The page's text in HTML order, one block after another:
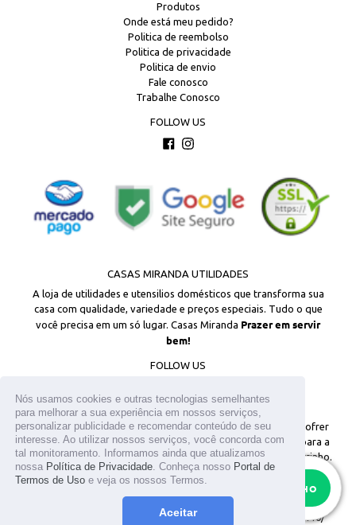
Nós usamos cookies e outras tecnologias semelhantes
para melhorar a sua experiência em nossos serviços,
personalizar publicidade e recomendar conteúdo de seu
interesse. Ao utilizar nossos serviços, você concorda com
tal monitoramento. Informamos ainda que atualizamos
nossa Política de Privacidade . Conheça nosso Portal de
Termos de Uso e veja os nossos Termos.
Aceitar
RESTAM APENAS15
ADICIONAR AO CARRINHO
Produtos
Onde está meu pedido?
Politica de reembolso
Politica de privacidade
Politica de envio
Fale conosco
Trabalhe Conosco
FOLLOW US
FacebookInstagram
CASAS MIRANDA UTILIDADES
A loja de utilidades e utensilios domésticos que transforma sua
casa com qualidade, variedade e preços especiais. Tudo o que
você precisa em um só lugar. Casas Miranda Prazer em servir
bem!
FOLLOW US
© 2026Todos os direitos reservados. Os estoques podem sofrer
alterações sem aviso prévio. Os preços são válidos apenas para a
loja virtual. Em caso de divergência, o preço válido é o do carrinho.
As fotos aqui veiculadas, logotipo e marca são de propriedade do
site www.casasmiranda.com.br. É vetada a sua reprodução, total ou
parcial, sem a expressa autorização. T.MIKAMI UTENSILIOS LTDA /
CNPJ: 25.317.659/0001-05 / Inscrição Estadual: 141.096.449.110/